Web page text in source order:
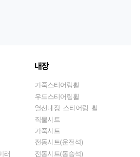
러
내장
가죽스티어링휠
우드스티어링휠
열선내장 스티어링 휠
직물시트
가죽시트
전동시트(운전석)
전동시트(동승석)